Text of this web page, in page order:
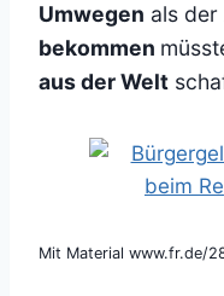
Umwegen als der
bekommen
aus der Welt
Mit Material www.fr.de/